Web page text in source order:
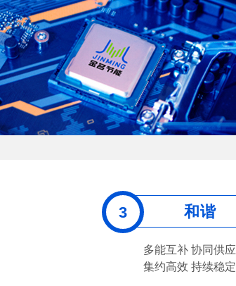
和谐
多能互补 协同供应
集约高效 持续稳定